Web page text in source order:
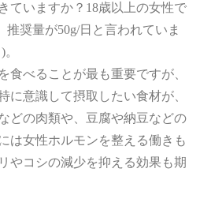
ていますか？18歳以上の女性で
推奨量が50g/日と言われていま
食べることが最も重要ですが、
に意識して摂取したい食材が、
どの肉類や、豆腐や納豆などの
は女性ホルモンを整える働きも
やコシの減少を抑える効果も期